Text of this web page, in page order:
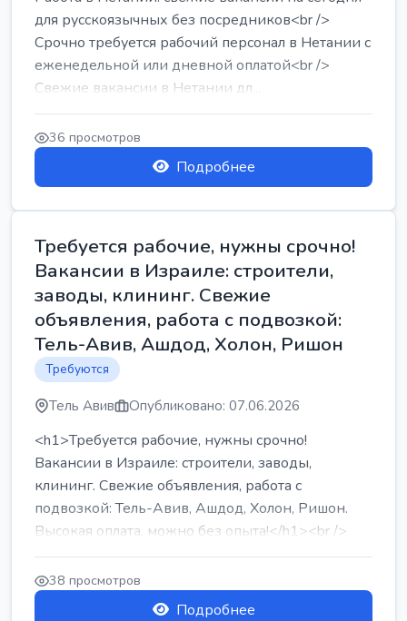
для русскоязычных без посредников<br />
Срочно требуется рабочий персонал в Нетании с
еженедельной или дневной оплатой<br />
Свежие вакансии в Нетании дл...
36 просмотров
Подробнее
Требуется рабочие, нужны срочно!
Вакансии в Израиле: строители,
заводы, клининг. Свежие
объявления, работа с подвозкой:
Тель-Авив, Ашдод, Холон, Ришон
Требуются
Тель Авив Опубликовано: 07.06.2026
<h1>Требуется рабочие, нужны срочно!
Вакансии в Израиле: строители, заводы,
клининг. Свежие объявления, работа с
подвозкой: Тель-Авив, Ашдод, Холон, Ришон.
Высокая оплата, можно без опыта!</h1><br />
...
38 просмотров
Подробнее